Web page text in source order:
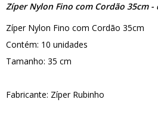
Zíper Nylon Fino com Cordão 35cm -
Zíper Nylon Fino com Cordão 35cm
Contém: 10 unidades
Tamanho: 35 cm
Fabricante: Zíper Rubinho